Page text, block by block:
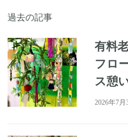
過去の記事
有料
フロ
ス憩
2026年7月